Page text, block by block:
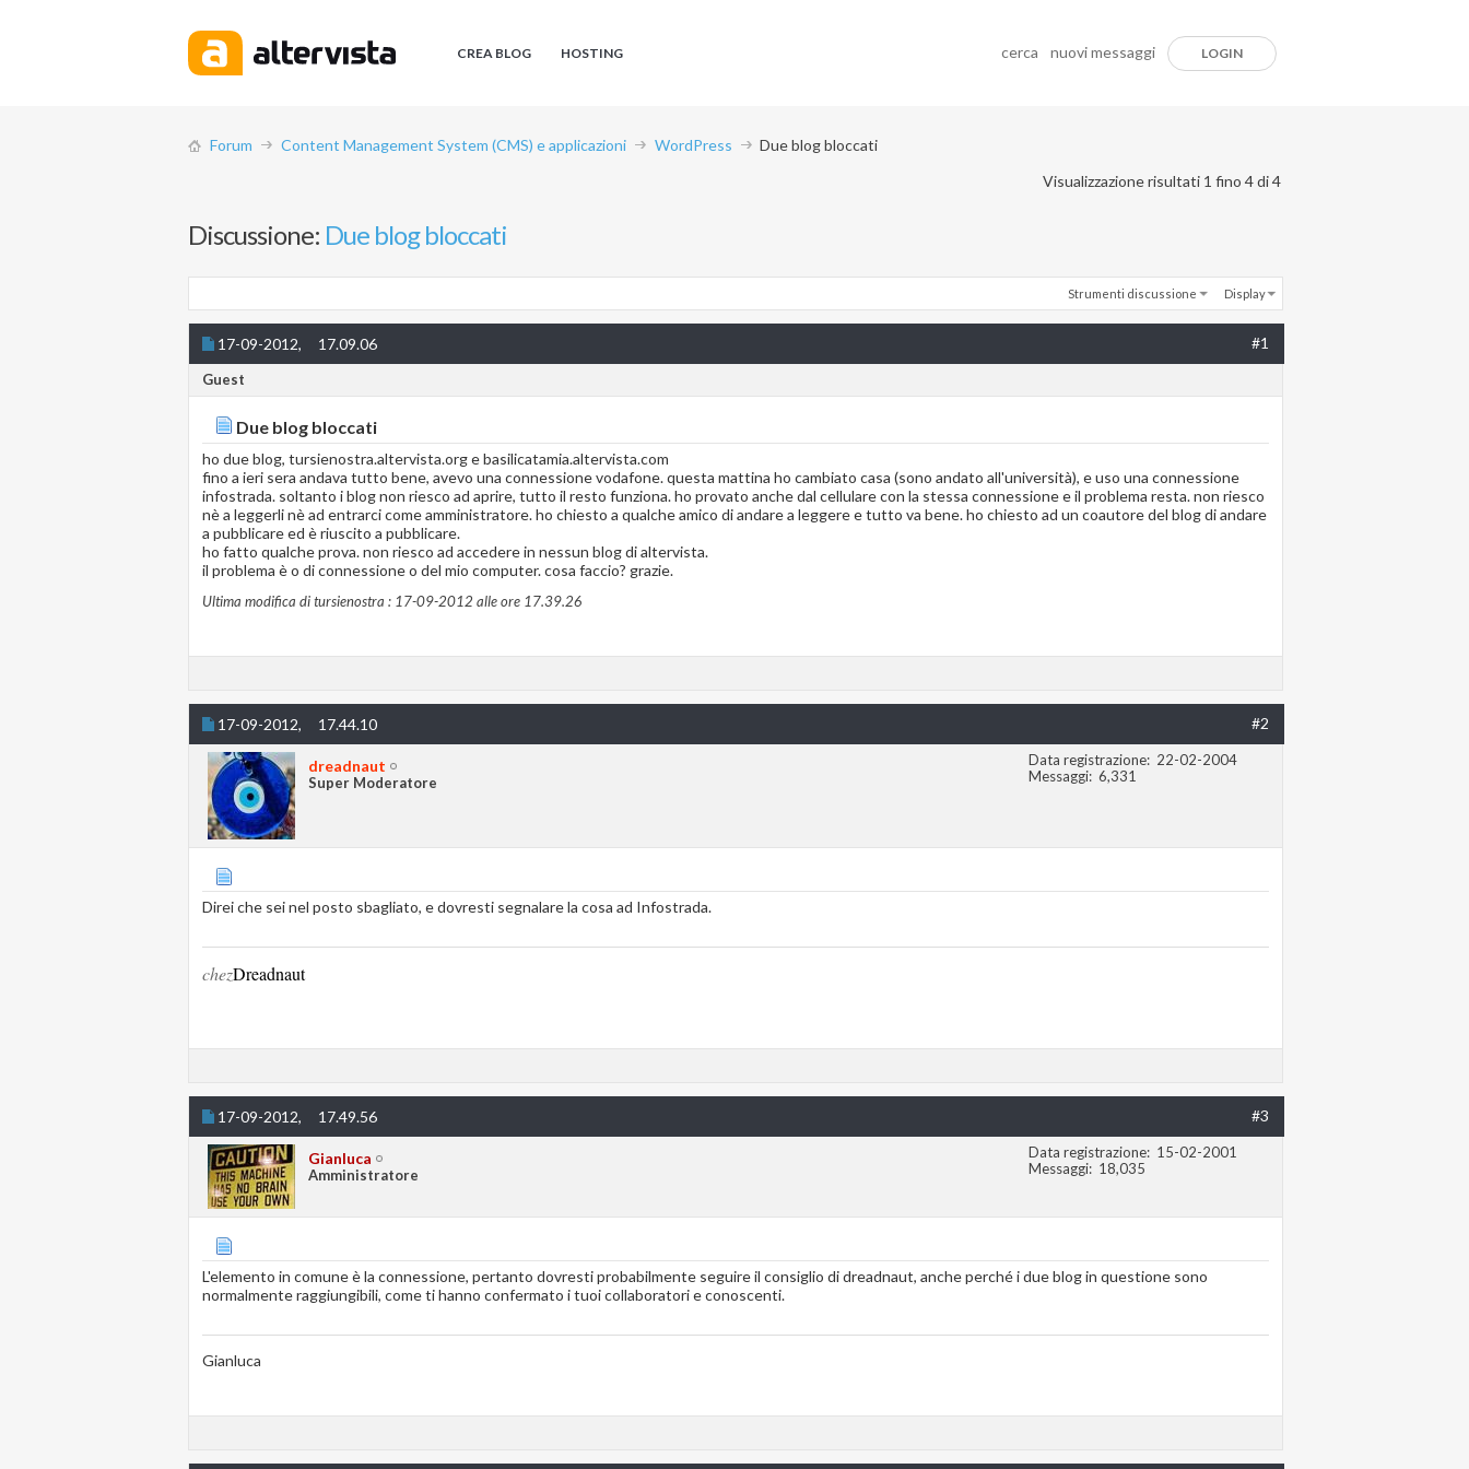
CREA BLOG HOSTING cerca nuovi messaggi LOGIN
Forum Content Management System (CMS) e applicazioni WordPress
Due blog bloccati
Visualizzazione risultati 1 fino 4 di 4
Discussione: Due blog bloccati
Strumenti discussione Display
17-09-2012, 17.09.06 #1
Guest
Due blog bloccati
ho due blog, tursienostra.altervista.org e basilicatamia.altervista.com
fino a ieri sera andava tutto bene, avevo una connessione vodafone. questa mattina ho cambiato casa (sono andato all'università), e uso una connessione
infostrada. soltanto i blog non riesco ad aprire, tutto il resto funziona. ho provato anche dal cellulare con la stessa connessione e il problema resta. non riesco
nè a leggerli nè ad entrarci come amministratore. ho chiesto a qualche amico di andare a leggere e tutto va bene. ho chiesto ad un coautore del blog di andare
a pubblicare ed è riuscito a pubblicare.
ho fatto qualche prova. non riesco ad accedere in nessun blog di altervista.
il problema è o di connessione o del mio computer. cosa faccio? grazie.
Ultima modifica di tursienostra : 17-09-2012 alle ore 17.39.26
17-09-2012, 17.44.10 #2
dreadnaut
Super Moderatore
Data registrazione
22-02-2004
Messaggi 6,331
Direi che sei nel posto sbagliato, e dovresti segnalare la cosa ad Infostrada.
chezDreadnaut
17-09-2012, 17.49.56 #3
Gianluca
Amministratore
Data registrazione
15-02-2001
Messaggi
18,035
L'elemento in comune è la connessione, pertanto dovresti probabilmente seguire il consiglio di dreadnaut, anche perché i due blog in questione sono
normalmente raggiungibili, come ti hanno confermato i tuoi collaboratori e conoscenti.
Gianluca